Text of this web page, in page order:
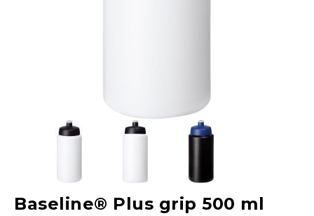
Baseline® Plus grip 500 ml